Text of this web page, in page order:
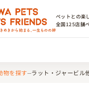
ペットとの楽
全国125店舗
物を探す ラット・ジャービル